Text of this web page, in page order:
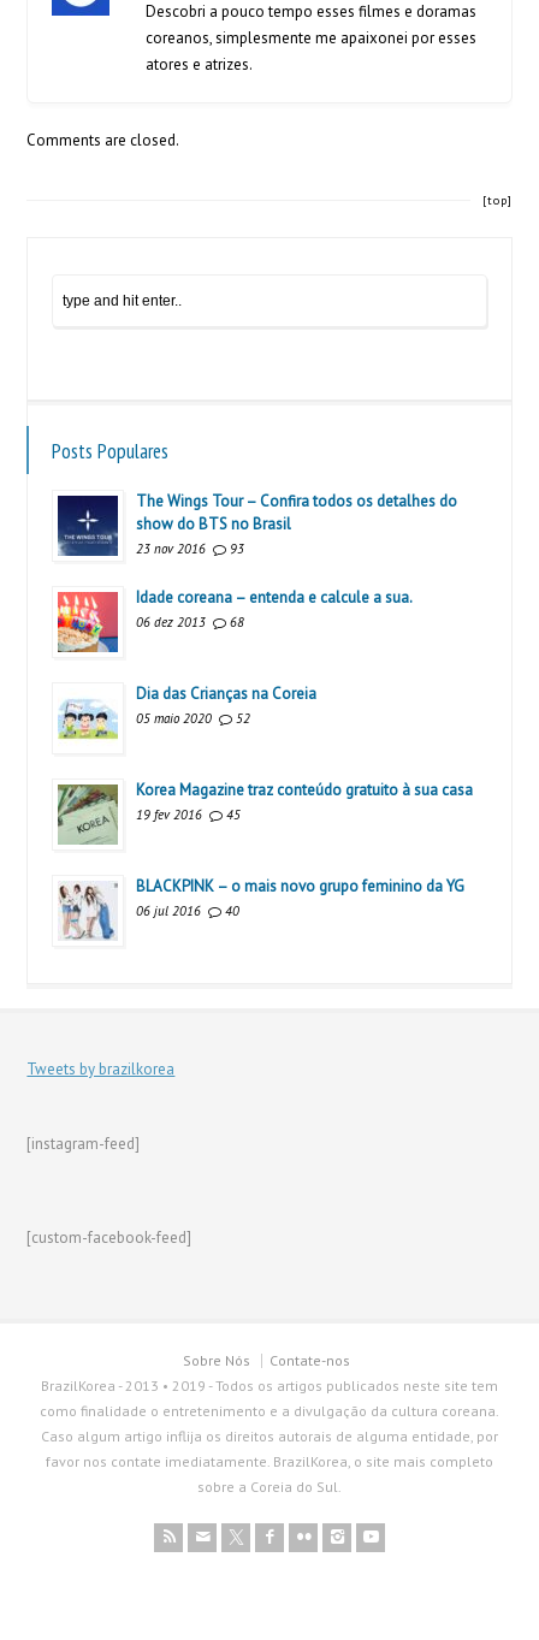
Descobri a pouco tempo esses filmes e doramas
coreanos, simplesmente me apaixonei por esses
atores e atrizes.
Comments are closed.
[top]
Posts Populares
The Wings Tour – Confira todos os detalhes do
show do BTS no Brasil
23 nov 2016 93
Idade coreana – entenda e calcule a sua.
06 dez 2013 68
Dia das Crianças na Coreia
05 maio 2020 52
Korea Magazine traz conteúdo gratuito à sua casa
19 fev 2016 45
BLACKPINK – o mais novo grupo feminino da YG
06 jul 2016 40
Tweets by brazilkorea
[instagram-feed]
[custom-facebook-feed]
Sobre Nós
Contate-nos
BrazilKorea - 2013 • 2019 - Todos os artigos publicados neste site tem
como finalidade o entretenimento e a divulgação da cultura coreana.
Caso algum artigo inflija os direitos autorais de alguma entidade, por
favor nos contate imediatamente. BrazilKorea, o site mais completo
sobre a Coreia do Sul.